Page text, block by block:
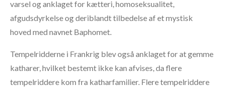
varsel og anklaget for kætteri, homoseksualitet,
afgudsdyrkelse og deriblandt tilbedelse af et mystisk
hoved med navnet Baphomet.
Tempelridderne i Frankrig blev også anklaget for at gemme
katharer, hvilket bestemt ikke kan afvises, da flere
tempelriddere kom fra katharfamilier. Flere tempelriddere